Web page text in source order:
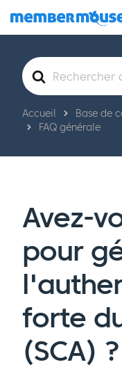
Caractéristiques
Commencer
Rechercher
Accueil Base de
FAQ générale
Avez-
pour
forte
(SCA) ?